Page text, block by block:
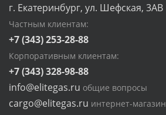
г. Екатеринбург, ул. Шефская, 3АВ
Частным клиентам:
+7 (343) 253-28-88
Корпоративным клиентам:
+7 (343) 328-98-88
info@elitegas.ru общие вопросы
cargo@elitegas.ru интернет-магазин